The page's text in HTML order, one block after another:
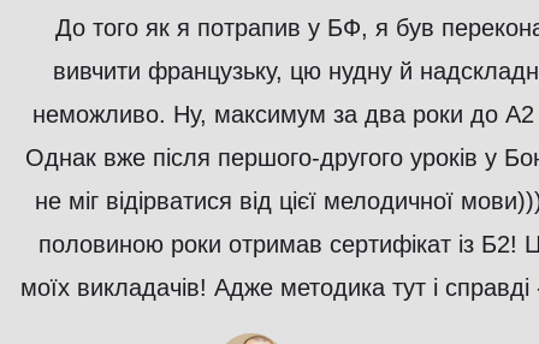
До того як я потрапив у БФ, я був
вивчити французьку, цю нудну й
неможливо. Ну, максимум за два роки до А2
Однак вже після першого-другого уроків у
не міг відірватися від цієї мелодичної
половиною роки отримав сертифікат із Б2!
моїх викладачів! Адже методика тут і справді